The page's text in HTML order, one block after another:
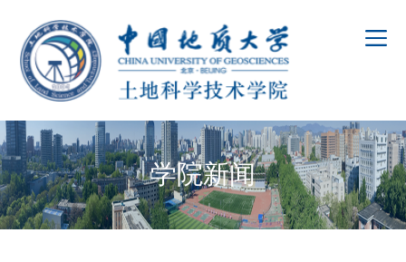
学院新闻